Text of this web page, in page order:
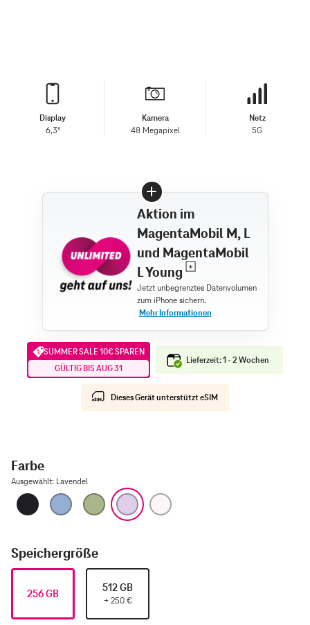
Display
6,3"
Kamera
48 Megapixel
Netz
5G
Aktion im
MagentaMobil M, L
und MagentaMobil
L Young
SUMMER SALE 10€ SPAREN
GÜLTIG BIS AUG 31
Lieferzeit: 1 - 2 Wochen
Dieses Gerät unterstützt eSIM
Farbe
Ausgewählt: Lavendel
Schwarz NebelblauSalbei Lavendel
Speichergröße
256 GB 512 GB
+ 250 €